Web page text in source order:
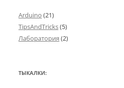
Arduino (21)
TipsAndTricks(5)
Лаборатория (2)
ТЫКАЛКИ: